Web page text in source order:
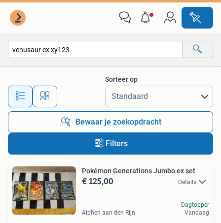
Alle afstanden…
Sorteer op
Bewaar je zoekopdracht
Filters
Pokémon Generations Jumbo ex set
€ 125,00 Details
Alphen aan den Rijn
Dagtopper
Vandaag